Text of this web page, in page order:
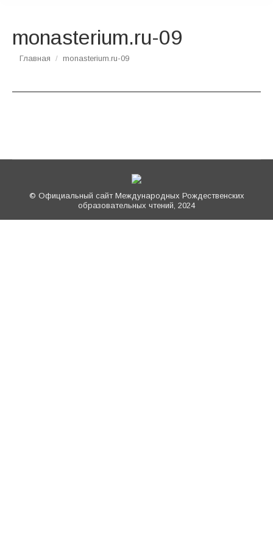
monasterium.ru-09
Вы здесь:
Главная monasterium.ru-09
© Официальный сайт Международных Рождественских
образовательных чтений, 2024